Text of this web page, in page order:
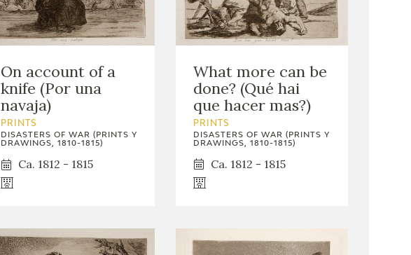
On account of a
knife (Por una
navaja)
PRINTS
DISASTERS OF WAR (PRINTS Y
DRAWINGS, 1810-1815)
Ca. 1812 - 1815
What more can be
done? (Qué hai
que hacer mas?)
PRINTS
DISASTERS OF WAR (PRINTS Y
DRAWINGS, 1810-1815)
Ca. 1812 - 1815